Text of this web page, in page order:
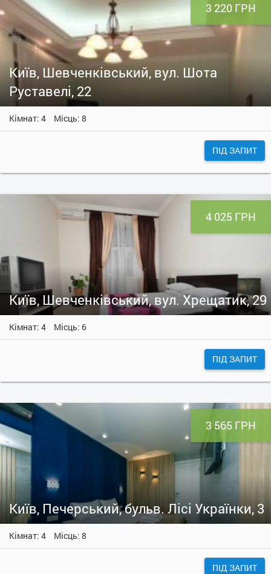
3 220 ГРН
Київ, Шевченківський, вул. Шота
Руставелі, 22
Кімнат: 4 Місць: 8
ПІД ЗАПИТ
4 025 ГРН
Київ, Шевченківський, вул. Хрещатик, 29
Кімнат: 4 Місць: 6
ПІД ЗАПИТ
3 565 ГРН
Київ, Печерський, бульв. Лісі Українки, 3
Кімнат: 4 Місць: 8
ПІД ЗАПИТ